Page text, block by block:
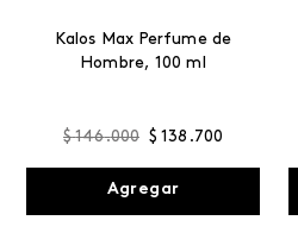
Kalos Max Perfume de
Hombre, 100 ml
$ 146.000 $ 138 .700
Agregar